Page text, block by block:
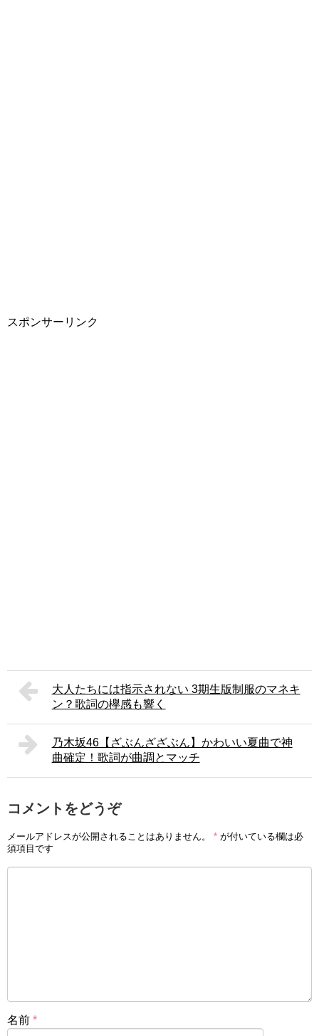
スポンサーリンク
大人たちには指示されない 3期生版制服のマネキ
ン？歌詞の欅感も響く
乃木坂46【ざぶんざざぶん】かわいい夏曲で神
曲確定！歌詞が曲調とマッチ
コメントをどうぞ
メールアドレスが公開されることはありません。 * が付いている欄は必
須項目です
名前 *